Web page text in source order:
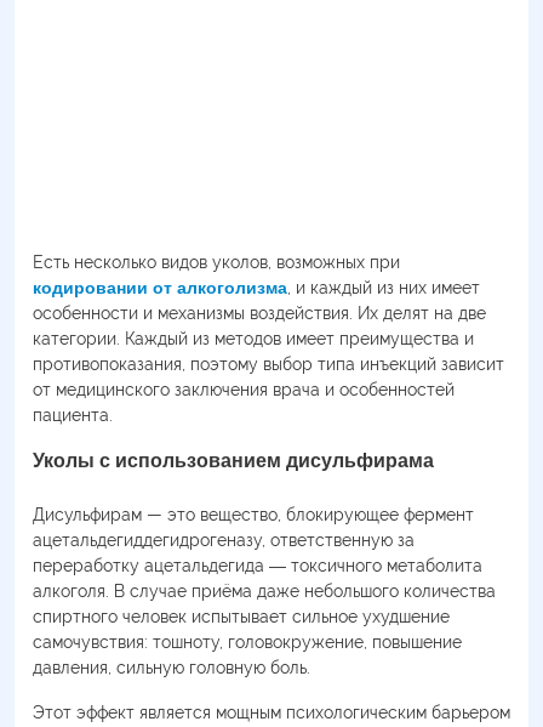
Есть несколько видов уколов, возможных при
кодировании от алкоголизма , и каждый из них имеет
особенности и механизмы воздействия. Их делят на две
категории. Каждый из методов имеет преимущества и
противопоказания, поэтому выбор типа инъекций зависит
от медицинского заключения врача и особенностей
пациента.
Уколы с использованием дисульфирама
Дисульфирам — это вещество, блокирующее фермент
ацетальдегиддегидрогеназу, ответственную за
переработку ацетальдегида ― токсичного метаболита
алкоголя. В случае приёма даже небольшого количества
спиртного человек испытывает сильное ухудшение
самочувствия: тошноту, головокружение, повышение
давления, сильную головную боль.
Этот эффект является мощным психологическим барьером